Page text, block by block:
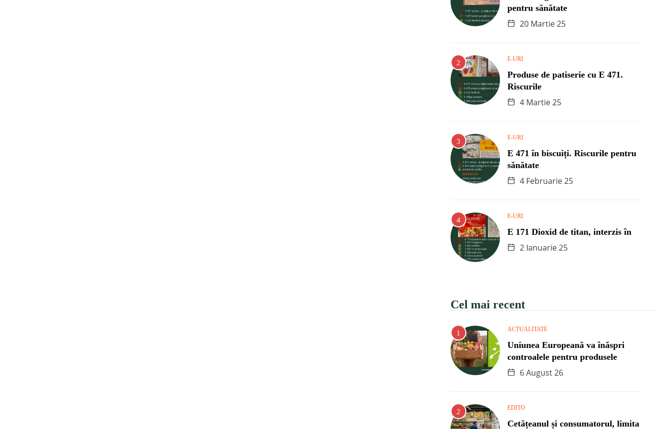
pentru sănătate
20 Martie 25
E-URI
Produse de patiserie cu E 471.
Riscurile
4 Martie 25
E-URI
E 471 în biscuiți. Riscurile pentru
sănătate
4 Februarie 25
E-URI
E 171 Dioxid de titan, interzis în
2 Ianuarie 25
Cel mai recent
ACTUALITATE
Uniunea Europeană va înăspri
controalele pentru produsele
6 August 26
EDITO
Cetățeanul și consumatorul, limita